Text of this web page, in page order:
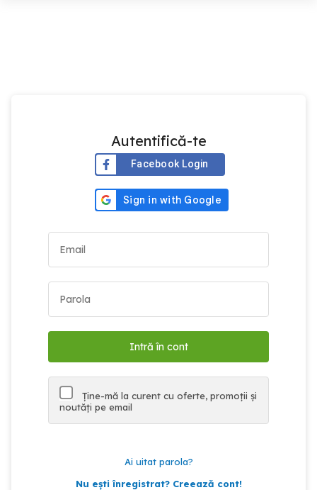
Autentifică-te
Facebook Login
Ține-mă la curent cu oferte, promoții și
noutăți pe email
Ai uitat parola?
Nu ești înregistrat? Creează cont!